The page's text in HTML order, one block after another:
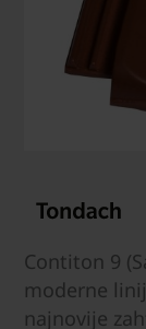
Contiton 9
moderne
najnovije